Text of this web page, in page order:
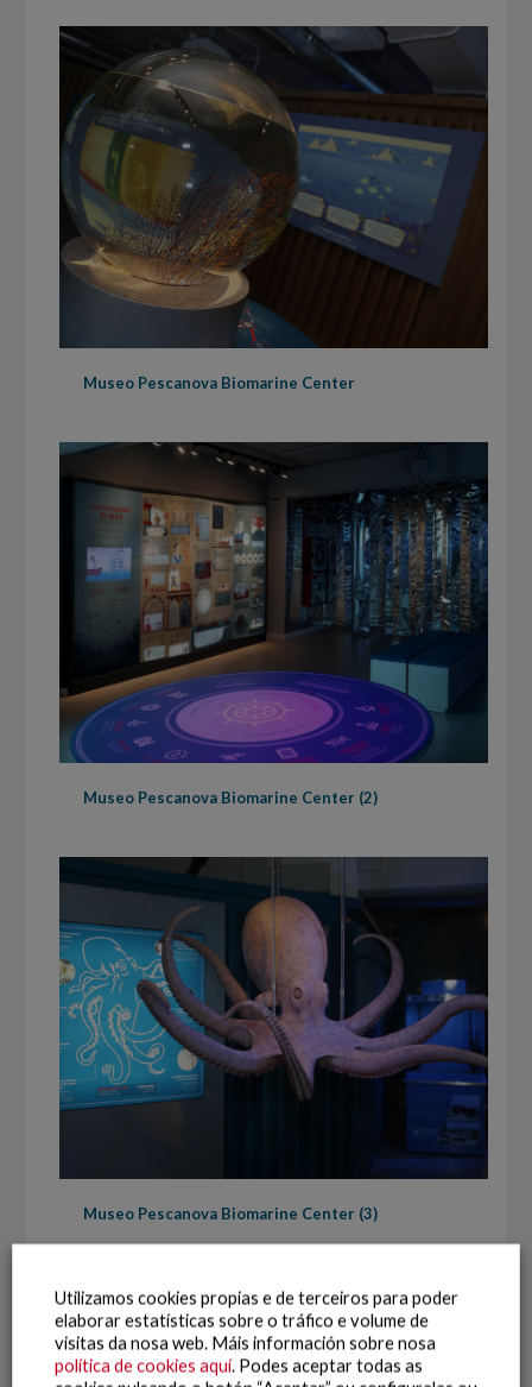
Museo Pescanova Biomarine Center
Museo Pescanova Biomarine Center (2)
Museo Pescanova Biomarine Center (3)
Utilizamos cookies propias e de terceiros para poder
elaborar estatísticas sobre o tráfico e volume de
visitas da nosa web. Máis información sobre nosa
política de cookies aquí. Podes aceptar todas as